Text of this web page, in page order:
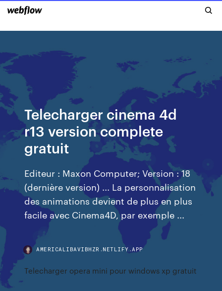
Telecharger cinema 4d
r13 version complete
gratuit
Editeur : Maxon Computer; Version : 18
(dernière version) ... La personnalisation
des animations devient de plus en plus
facile avec Cinema4D, par exemple ...
AMERICALIBAVIBHZR.NETLIFY.APP
Telecharger opera mini pour windows xp gratuit